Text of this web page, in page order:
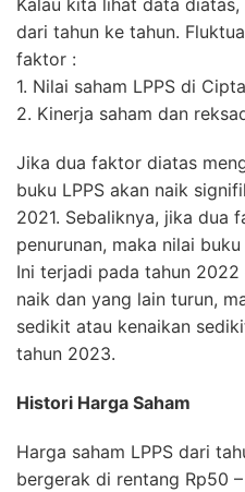
Kalau kita lihat data
dari tahun ke tahun.
faktor :
1. Nilai saham LPPS di
2. Kinerja saham dan
Jika dua faktor diatas
buku LPPS akan naik
2021. Sebaliknya, jika dua
penurunan, maka nilai
Ini terjadi pada tahun
naik dan yang lain turun,
sedikit atau kenaikan
tahun 2023.
Histori Harga Saham
Harga saham LPPS dari
bergerak di rentang Rp50